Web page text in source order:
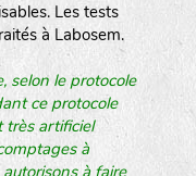
Les tests
à Labosem.
selon le protocole
ce protocole
très artificiel
à
à faire